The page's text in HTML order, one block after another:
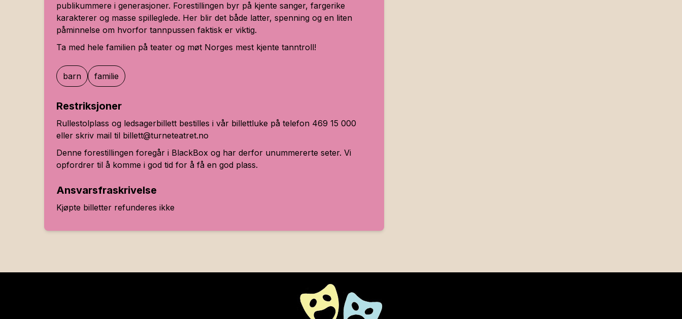
publikummere i generasjoner. Forestillingen byr på kjente sanger, fargerike
karakterer og masse spilleglede. Her blir det både latter, spenning og en liten
påminnelse om hvorfor tannpussen faktisk er viktig.
Ta med hele familien på teater og møt Norges mest kjente tanntroll!
barn familie
Restriksjoner
Rullestolplass og ledsagerbillett bestilles i vår billettluke på telefon 469 15 000
eller skriv mail til billett@turneteatret.no
Denne forestillingen foregår i BlackBox og har derfor unummererte seter. Vi
opfordrer til å komme i god tid for å få en god plass.
Ansvarsfraskrivelse
Kjøpte billetter refunderes ikke